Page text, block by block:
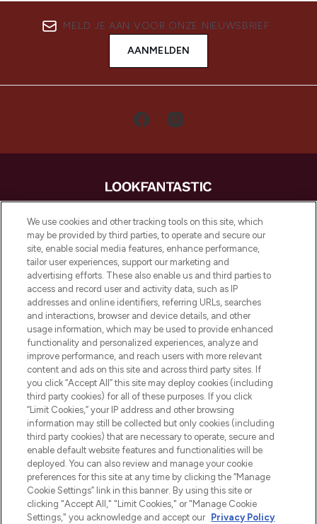
MELD JE AAN VOOR ONZE NIEUWSBRIEF
AANMELDEN
LOOKFANTASTIC is de ultieme online
beautybestemming van Europa, met de
beste huidverzorging, haarproducten en
make-up van meer dan 200 topmerken.
Shop online of via de app, met gratis
verzending vanaf €40.
Cookie-toestemming
Do Not Sell or Share My Personal
Information
HELP & INFORMATIE
BEDRIJFSINFORMATIE
OVER LOOKFANTASTIC
We use cookies and other tracking tools on this site, which
may be provided by third parties, to operate and secure our
site, enable social media features, enhance performance,
tailor user experiences, support our marketing and
advertising efforts. These also enable us and third parties to
access and record user and activity data, such as IP
addresses and online identifiers, referring URLs, searches
and interactions, browser and device details, and other
usage information, which may be used to provide enhanced
functionality and personalized experiences, analyze and
improve performance, and reach users with more relevant
content and ads on this site and across third party sites. If
you click “Accept All” this site may deploy cookies (including
third party cookies) for all of these purposes. If you click
“Limit Cookies,” your IP address and other browsing
information may still be collected but only cookies (including
third party cookies) that are necessary to operate, secure and
enable default website features and functionalities will be
deployed. You can also review and manage your cookie
preferences for this site at any time by clicking the “Manage
Cookie Settings” link in this banner. By using this site or
clicking "Accept All," "Limit Cookies," or "Manage Cookie
Settings," you acknowledge and accept our Privacy Policy